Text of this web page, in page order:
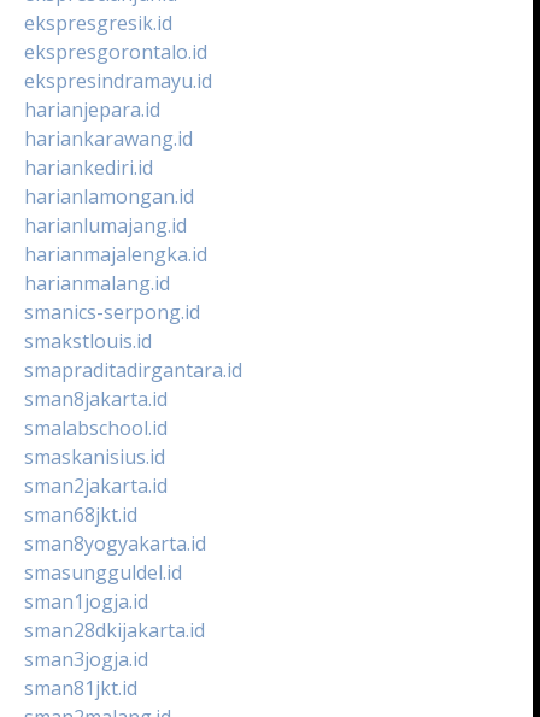
ekspresgresik.id
ekspresgorontalo.id
ekspresindramayu.id
harianjepara.id
hariankarawang.id
hariankediri.id
harianlamongan.id
harianlumajang.id
harianmajalengka.id
harianmalang.id
smanics-serpong.id
smakstlouis.id
smapraditadirgantara.id
sman8jakarta.id
smalabschool.id
smaskanisius.id
sman2jakarta.id
sman68jkt.id
sman8yogyakarta.id
smasungguldel.id
sman1jogja.id
sman28dkijakarta.id
sman3jogja.id
sman81jkt.id